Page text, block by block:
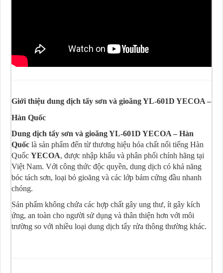
Giới thiệu dung dịch tẩy sơn và gioăng YL-601D YECOA –
Hàn Quốc
Dung dịch tẩy sơn và gioăng YL-601D YECOA – Hàn
Quốc là sản phẩm đến từ thương hiệu hóa chất nổi tiếng Hàn
Quốc YECOA, được nhập khẩu và phân phối chính hãng tại
Việt Nam. Với công thức độc quyền, dung dịch có khả năng
bóc tách sơn, loại bỏ gioăng và các lớp bám cứng đầu nhanh
chóng.
Sản phẩm không chứa các hợp chất gây ung thư, ít gây kích
ứng, an toàn cho người sử dụng và thân thiện hơn với môi
trường so với nhiều loại dung dịch tẩy rửa thông thường khác.